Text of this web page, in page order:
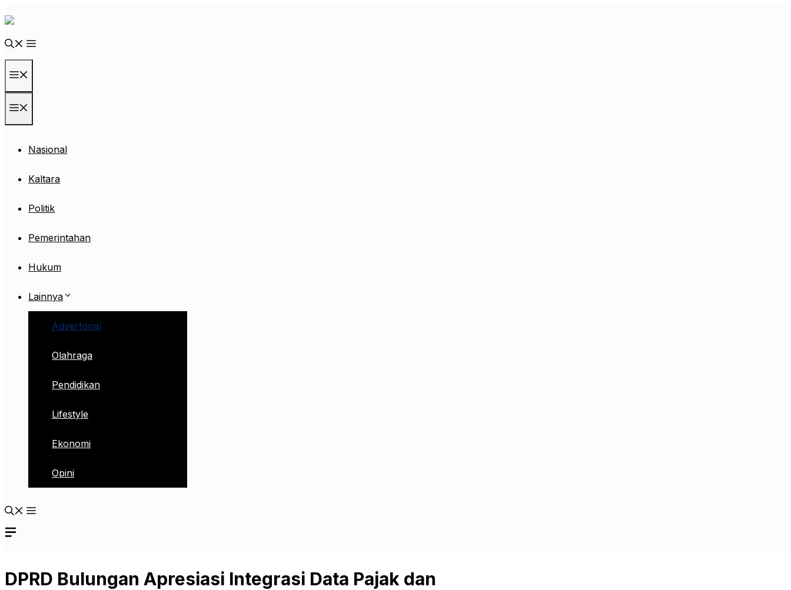
ke
isi
Nasional
Kaltara
Politik
Pemerintahan
Hukum
Lainnya
Advertorial
Olahraga
Pendidikan
Lifestyle
Ekonomi
Opini
DPRD Bulungan Apresiasi Integrasi Data Pajak dan